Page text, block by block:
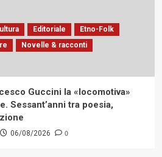
Editoriale
Etno-Folk
Novelle & racconti
Guccini la «locomotiva»
Sessant’anni tra poesia,
06/08/2026 0